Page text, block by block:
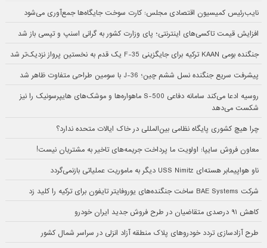
نایب‌رئیس کمیسیون اقتصادی مجلس: کارت سوخت جایگاه‌ها جمع‌آوری می‌شود
افزایش قیمت تاکسی‌های اینترنتی؛ پای وزارت کشور به گرانی اسنپ و تپسی باز شد
جنگنده بومی KAAN ترکیه برای جایگزینی F-35 یک قدم به نخستین پرواز نزدیک‌تر شد
پیشرفت سریع جنگنده نسل ششم چین؛ J-36 با سومین طراحی متفاوت ظاهر شد
روسیه ادعا می‌کند سامانه دفاعی S-500 ماهواره‌ها و موشک‌های هایپرسونیک را نیز
شکست می‌دهد
چرا هیچ کشوری پایگاه نظامی بین‌المللی در خاک ایالات متحده ندارد؟
معاون فروش سایپا: اولویت ما پرداخت جریمه‌های تاخیر به مشتریان نیست!
ناو هواپیمابر هسته‌ای USS Nimitz دیگر به ماموریت عملیاتی بازنمی‌گردد
شرکت BAE Systems ساخت جنگنده‌های یوروفایتر تایفون برای ترکیه را کلید زد
کاهش ۹۱ درصدی متقاضیان در طرح فروش جدید ایران خودرو
طرح آزادسازی تردد خودروهای پلاک منطقه آزاد انزلی در سراسر شمال کشور